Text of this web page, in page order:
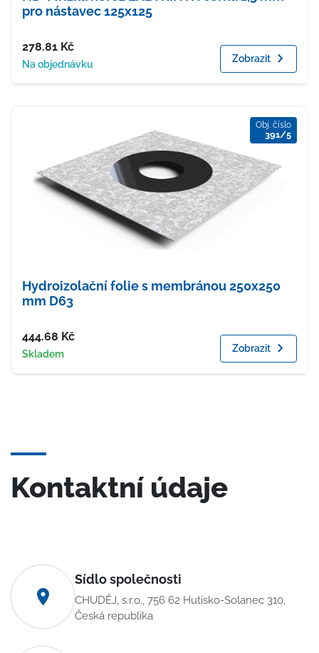
pro nástavec 125x125
Cena
278.81 Kč
Dostupnost
Na objednávku Zobrazit
Obj. číslo
391/5
Hydroizolační folie s membránou 250x250
mm D63
Cena
444.68 Kč
Dostupnost
Skladem Zobrazit
Kontaktní údaje
Sídlo společnosti
CHUDĚJ, s.r.o., 756 62 Hutisko-Solanec 310,
Česká republika